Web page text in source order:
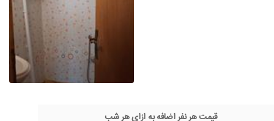
قیمت هر نفر اضافه به ازای هر شب